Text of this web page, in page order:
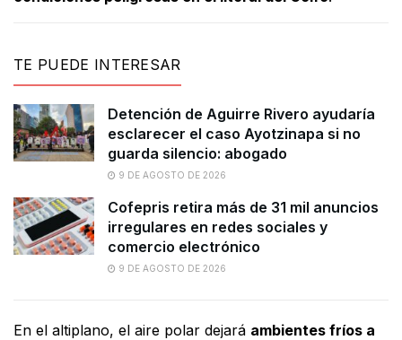
TE PUEDE INTERESAR
Detención de Aguirre Rivero ayudaría
esclarecer el caso Ayotzinapa si no
guarda silencio: abogado
9 DE AGOSTO DE 2026
Cofepris retira más de 31 mil anuncios
irregulares en redes sociales y
comercio electrónico
9 DE AGOSTO DE 2026
En el altiplano, el aire polar dejará ambientes fríos a